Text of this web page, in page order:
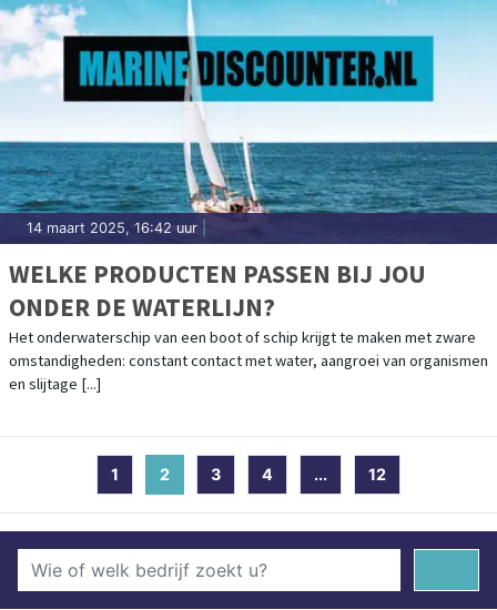
14 maart 2025, 16:42 uur
WELKE PRODUCTEN PASSEN BIJ JOU
ONDER DE WATERLIJN?
Het onderwaterschip van een boot of schip krijgt te maken met zware
omstandigheden: constant contact met water, aangroei van organismen
en slijtage [...]
1 2 (current)
3 4 ... 12